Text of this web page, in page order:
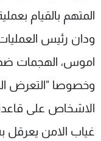
المتهم بالقيام
ودان رئيس العمليات
اموس، الهجمات ضد
وخصوصا "التعرض
الاشخاص على قاعدة
غياب الامن يعرقل
كأس العالم
البرامج
جدول البرامج
شاهد البرامج